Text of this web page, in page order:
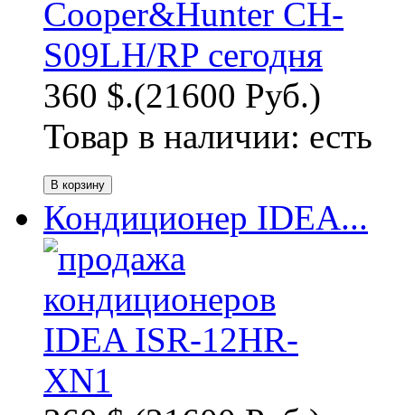
360 $.(21600 Руб.)
Товар в наличии: есть
Кондиционер IDEA...